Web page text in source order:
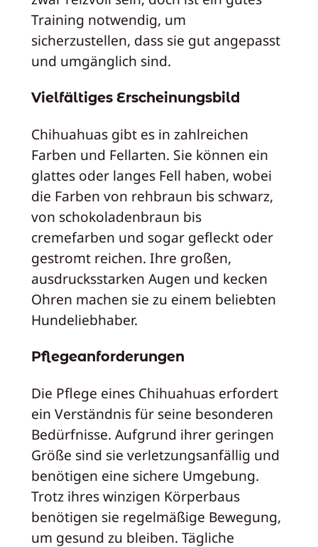
Training notwendig, um
sicherzustellen, dass sie gut angepasst
und umgänglich sind.
Vielfältiges Erscheinungsbild
Chihuahuas gibt es in zahlreichen
Farben und Fellarten. Sie können ein
glattes oder langes Fell haben, wobei
die Farben von rehbraun bis schwarz,
von schokoladenbraun bis
cremefarben und sogar gefleckt oder
gestromt reichen. Ihre großen,
ausdrucksstarken Augen und kecken
Ohren machen sie zu einem beliebten
Hundeliebhaber.
Pflegeanforderungen
Die Pflege eines Chihuahuas erfordert
ein Verständnis für seine besonderen
Bedürfnisse. Aufgrund ihrer geringen
Größe sind sie verletzungsanfällig und
benötigen eine sichere Umgebung.
Trotz ihres winzigen Körperbaus
benötigen sie regelmäßige Bewegung,
um gesund zu bleiben. Tägliche